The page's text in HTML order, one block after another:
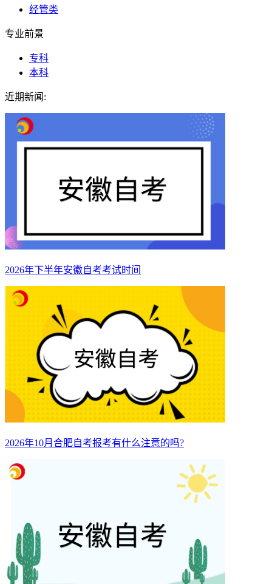
经管类
专业前景
专科
本科
近期新闻:
2026年下半年安徽自考考试时间
2026年10月合肥自考报考有什么注意的吗?